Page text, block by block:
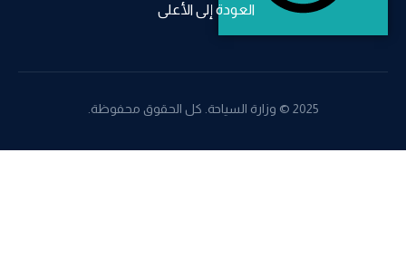
العودة إلى الأعلى
2025 © وزارة السياحة. كل الحقوق محفوظة.